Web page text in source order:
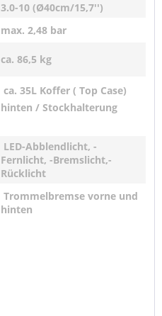
3.0-10 (Ø40cm/15,7'')
max. 2,48 bar
ca. 86,5 kg
ca. 35L Koffer ( Top Case)
hinten / Stockhalterung
LED-Abblendlicht, -
Fernlicht, -Bremslicht,-
Rücklicht
Trommelbremse vorne und
hinten